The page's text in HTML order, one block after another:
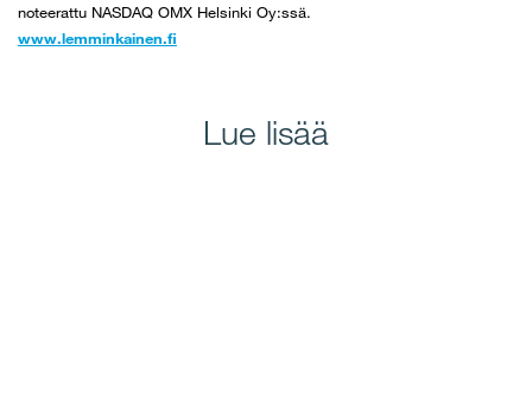
noteerattu NASDAQ OMX Helsinki Oy:ssä.
www.lemminkainen.fi
Lue lisää